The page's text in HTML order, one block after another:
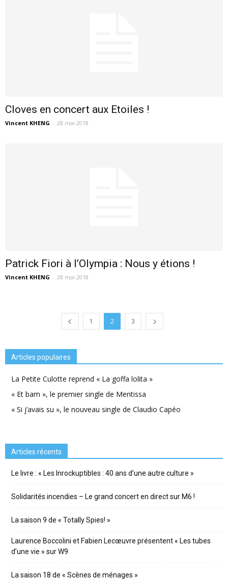
Cloves en concert aux Etoiles !
Vincent KHENG - 28 mai 2018
Patrick Fiori à l’Olympia : Nous y étions !
Vincent KHENG - 28 mai 2018
1 2 3
Articles populaires
La Petite Culotte reprend « La goffa lolita »
« Et bam », le premier single de Mentissa
« Si j’avais su », le nouveau single de Claudio Capéo
Articles récents
Le livre : « Les Inrockuptibles : 40 ans d’une autre culture »
Solidarités incendies – Le grand concert en direct sur M6 !
La saison 9 de « Totally Spies! »
Laurence Boccolini et Fabien Lecœuvre présentent « Les tubes
d’une vie » sur W9
La saison 18 de « Scènes de ménages »